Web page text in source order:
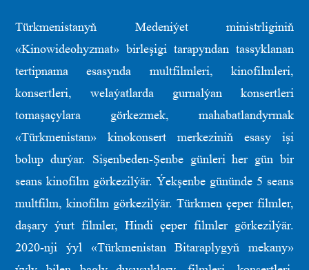
Türkmenistanyň Medeniýet ministrliginiň
«Kinowideohyzmat» birleşigi tarapyndan tassyklanan
tertipnama esasynda multfilmleri, kinofilmleri,
konsertleri, welaýatlarda gurnalýan konsertleri
tomaşaçylara görkezmek, mahabatlandyrmak
«Türkmenistan» kinokonsert merkeziniň esasy işi
bolup durýar. Sişenbeden-Şenbe günleri her gün bir
seans kinofilm görkezilýär. Ýekşenbe gününde 5 seans
multfilm, kinofilm görkezilýär. Türkmen çeper filmler,
daşary ýurt filmler, Hindi çeper filmler görkezilýär.
2020-nji ýyl «Türkmenistan Bitaraplygyň mekany»